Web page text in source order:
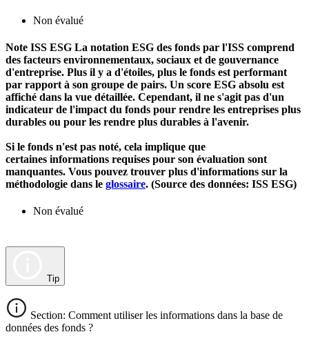
Non évalué
Note ISS ESG La notation ESG des fonds par l'ISS comprend
des facteurs environnementaux, sociaux et de gouvernance
d'entreprise. Plus il y a d'étoiles, plus le fonds est performant
par rapport à son groupe de pairs. Un score ESG absolu est
affiché dans la vue détaillée. Cependant, il ne s'agit pas d'un
indicateur de l'impact du fonds pour rendre les entreprises plus
durables ou pour les rendre plus durables à l'avenir.
Si le fonds n'est pas noté, cela implique que
certaines informations requises pour son évaluation sont
manquantes. Vous pouvez trouver plus d'informations sur la
méthodologie dans le glossaire. (Source des données: ISS ESG)
Non évalué
Tip
Section: Comment utiliser les informations dans la base de
données des fonds ?